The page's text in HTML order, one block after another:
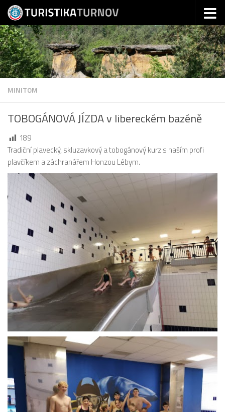
Skip to content
MINITOM
TOBOGÁNOVÁ JÍZDA v libereckém bazéně
189
Tradiční plavecký, skluzavkový a tobogánový kurz s naším profi
plavčíkem a záchranářem Honzou Lébym.